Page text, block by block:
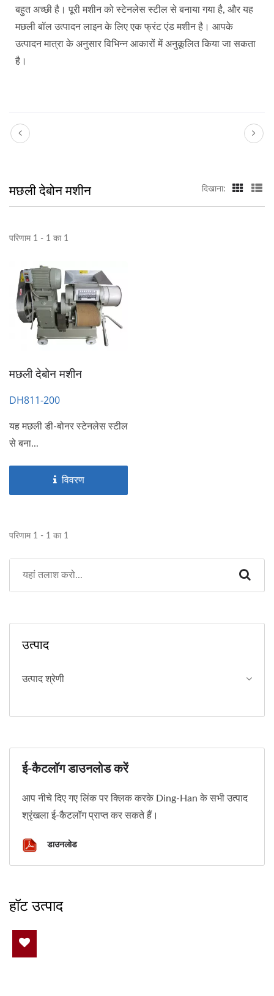
बहुत अच्छी है। पूरी मशीन को स्टेनलेस स्टील से बनाया गया है, और यह
मछली बॉल उत्पादन लाइन के लिए एक फ्रंट एंड मशीन है। आपके
उत्पादन मात्रा के अनुसार विभिन्न आकारों में अनुकूलित किया जा सकता
है।
मछली देबोन मशीन दिखाना:
परिणाम 1 - 1 का 1
मछली देबोन मशीन
DH811-200
यह मछली डी-बोनर स्टेनलेस स्टील
से बना...
विवरण
परिणाम 1 - 1 का 1
उत्पाद
उत्पाद श्रेणी
ई-कैटलॉग डाउनलोड करें
आप नीचे दिए गए लिंक पर क्लिक करके Ding-Han के सभी उत्पाद
श्रृंखला ई-कैटलॉग प्राप्त कर सकते हैं।
डाउनलोड
हॉट उत्पाद